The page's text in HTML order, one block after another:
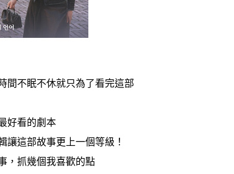
間不眠不休就只為了看完這部
好看的劇本
讓這部故事更上一個等級！
，抓幾個我喜歡的點